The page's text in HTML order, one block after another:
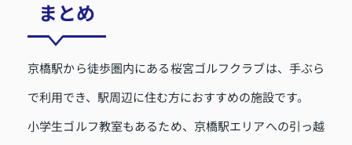
まとめ
京橋駅から徒歩圏内にある桜宮ゴルフクラブは、手ぶら
で利用でき、駅周辺に住む方におすすめの施設です。
小学生ゴルフ教室もあるため、京橋駅エリアへの引っ越